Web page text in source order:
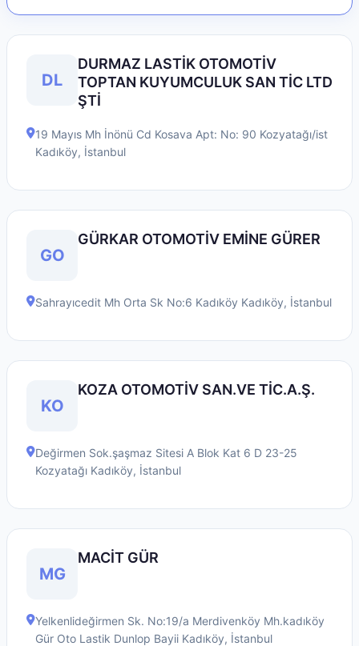
DL
DURMAZ LASTİK OTOMOTİV
TOPTAN KUYUMCULUK SAN TİC LTD
ŞTİ
19 Mayıs Mh İnönü Cd Kosava Apt: No: 90 Kozyatağı/ist
Kadıköy, İstanbul
GO
GÜRKAR OTOMOTİV EMİNE GÜRER
Sahrayıcedit Mh Orta Sk No:6 Kadıköy Kadıköy, İstanbul
KO
KOZA OTOMOTİV SAN.VE TİC.A.Ş.
Değirmen Sok.şaşmaz Sitesi A Blok Kat 6 D 23-25
Kozyatağı Kadıköy, İstanbul
MG
MACİT GÜR
Yelkenlideğirmen Sk. No:19/a Merdivenköy Mh.kadıköy
Gür Oto Lastik Dunlop Bayii Kadıköy, İstanbul